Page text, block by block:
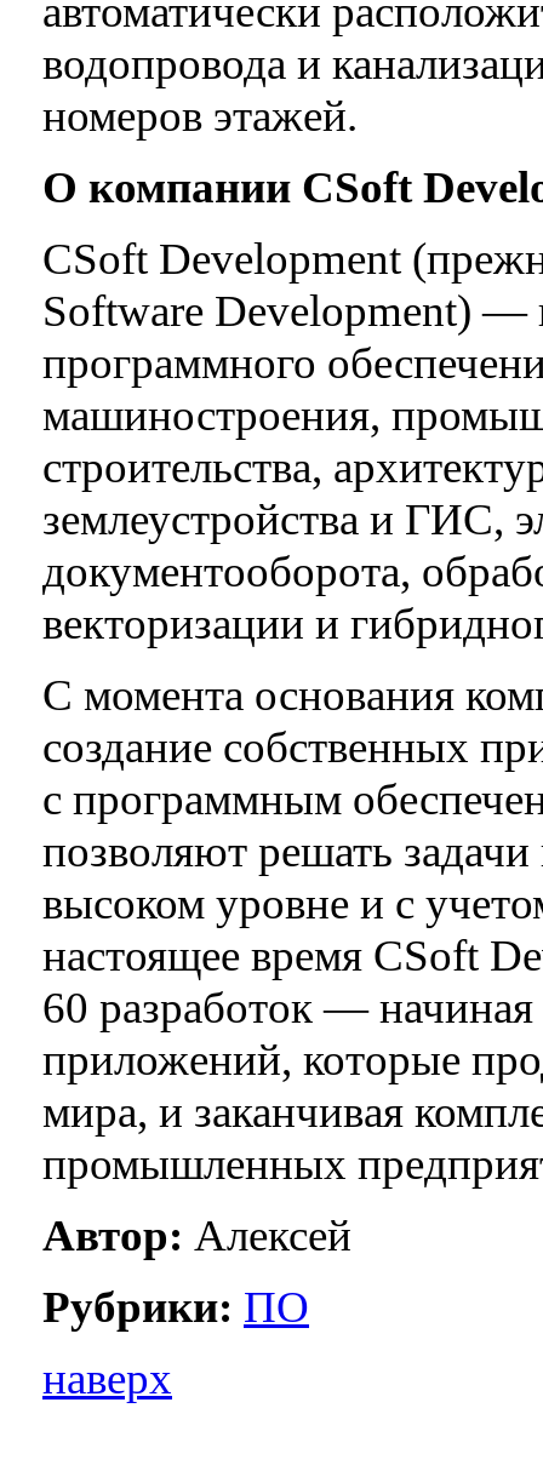
автоматически
водопровода и
номеров этажей.
О компании CSoft
CSoft Development
Software Development) —
программного
машиностроения,
строительства,
землеустройства и ГИС,
документооборота,
векторизации и
С момента основания
создание собственных
с программным
позволяют решать
высоком уровне и с
настоящее время CSoft
60 разработок —
приложений, которые
мира, и заканчивая
промышленных
Автор: Алексей
Рубрики: ПО
наверх